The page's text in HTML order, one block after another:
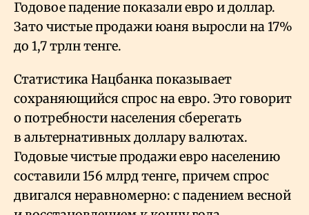
Годовое падение показали евро и доллар.
Зато чистые продажи юаня выросли на 17%
до 1,7 трлн тенге.
Статистика Нацбанка показывает
сохраняющийся спрос на евро. Это говорит
о потребности населения сберегать
в альтернативных доллару валютах.
Годовые чистые продажи евро населению
составили 156 млрд тенге, причем спрос
двигался неравномерно: с падением весной